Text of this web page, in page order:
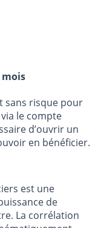
mois
sans risque pour
le compte
d’ouvrir un
en bénéficier.
est une
de
La corrélation